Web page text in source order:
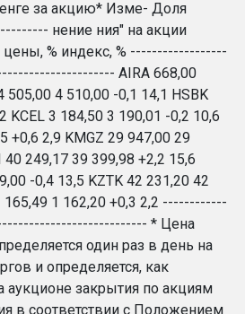
за акцию* Изме- Доля
нение ния" на акции
цены, % индекс, % ------------------
AIRA 668,00
505,00 4 510,00 -0,1 14,1 HSBK
KCEL 3 184,50 3 190,01 -0,2 10,6
+0,6 2,9 KMGZ 29 947,00 29
249,17 39 399,98 +2,2 15,6
-0,4 13,5 KZTK 42 231,20 42
165,49 1 162,20 +0,3 2,2 ------------
* Цена
один раз в день на
и определяется, как
закрытия по акциям
в соответствии с Положением